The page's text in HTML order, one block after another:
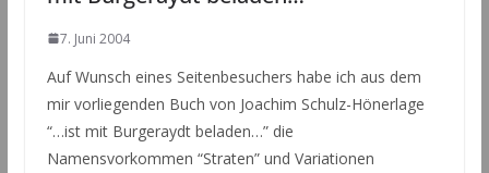
7. Juni 2004
Auf Wunsch eines Seitenbesuchers habe ich aus dem
mir vorliegenden Buch von Joachim Schulz-Hönerlage
“…ist mit Burgeraydt beladen…” die
Namensvorkommen “Straten” und Variationen